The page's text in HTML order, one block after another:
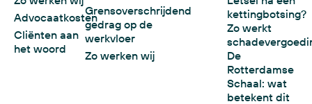
Advocaatkosten
Cliënten aan
het woord
Grensoverschrijdend
gedrag op de
werkvloer
Zo werken wij
kettingbotsing?
Zo werkt
De
Rotterdamse
Schaal: wat
betekent dit